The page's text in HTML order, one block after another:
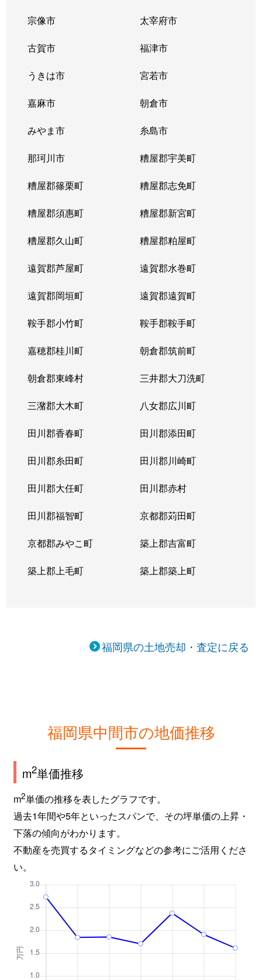
宗像市 太宰府市
古賀市 福津市
うきは市 宮若市
嘉麻市 朝倉市
みやま市 糸島市
那珂川市 糟屋郡宇美町
糟屋郡篠栗町 糟屋郡志免町
糟屋郡須惠町 糟屋郡新宮町
糟屋郡久山町 糟屋郡粕屋町
遠賀郡芦屋町 遠賀郡水巻町
遠賀郡岡垣町 遠賀郡遠賀町
鞍手郡小竹町 鞍手郡鞍手町
嘉穂郡桂川町 朝倉郡筑前町
朝倉郡東峰村 三井郡大刀洗町
三潴郡大木町 八女郡広川町
田川郡香春町 田川郡添田町
田川郡糸田町 田川郡川崎町
田川郡大任町 田川郡赤村
田川郡福智町 京都郡苅田町
京都郡みやこ町 築上郡吉富町
築上郡上毛町 築上郡築上町
福岡県の土地売却・査定に戻る
福岡県中間市の地価推移
m2単価推移
m2単価の推移を表したグラフです。
過去1年間や5年といったスパンで、その坪単価の上昇・
下落の傾向がわかります。
不動産を売買するタイミングなどの参考にご活用くださ
い。